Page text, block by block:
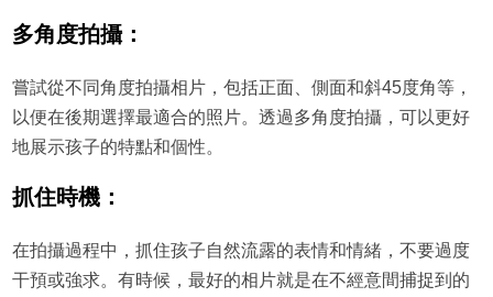
多角度拍攝：
嘗試從不同角度拍攝相片，包括正面、側面和斜45度角等，
以便在後期選擇最適合的照片。透過多角度拍攝，可以更好
地展示孩子的特點和個性。
抓住時機：
在拍攝過程中，抓住孩子自然流露的表情和情緒，不要過度
干預或強求。有時候，最好的相片就是在不經意間捕捉到的